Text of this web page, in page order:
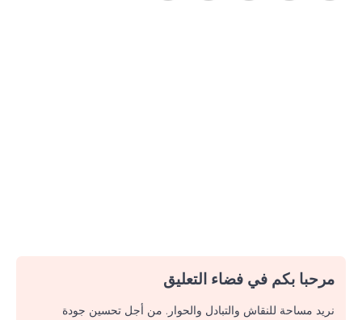
مرحبا بكم في فضاء التعليق
نريد مساحة للنقاش والتبادل والحوار. من أجل تحسين جودة